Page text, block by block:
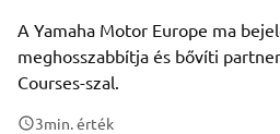
A Yamaha Motor Europe ma
meghosszabbítja és bővíti
Courses-szal.
3min. érték